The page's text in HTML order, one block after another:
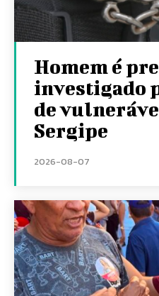
Homem é
investigado
de
Sergipe
2026-08-07